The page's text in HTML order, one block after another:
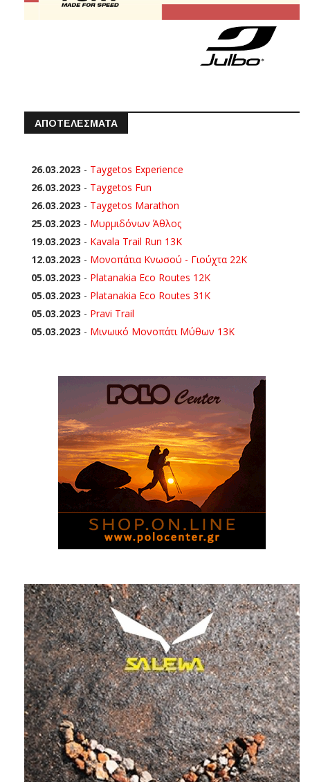
ΑΠΟΤΕΛΕΣΜΑΤΑ
26.03.2023 - Taygetos Experience
26.03.2023 - Taygetos Fun
26.03.2023 - Taygetos Marathon
25.03.2023 - Μυρμιδόνων Άθλος
19.03.2023 - Kavala Trail Run 13K
12.03.2023 - Μονοπάτια Κνωσού - Γιούχτα 22Κ
05.03.2023 - Platanakia Eco Routes 12K
05.03.2023 - Platanakia Eco Routes 31K
05.03.2023 - Pravi Trail
05.03.2023 - Μινωικό Μονοπάτι Μύθων 13Κ